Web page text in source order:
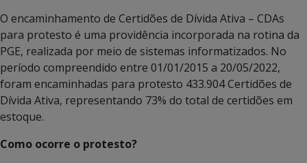
O encaminhamento de Certidões de Dívida Ativa – CDAs
para protesto é uma providência incorporada na rotina da
PGE, realizada por meio de sistemas informatizados. No
período compreendido entre 01/01/2015 a 20/05/2022,
foram encaminhadas para protesto 433.904 Certidões de
Dívida Ativa, representando 73% do total de certidões em
estoque.
Como ocorre o protesto?